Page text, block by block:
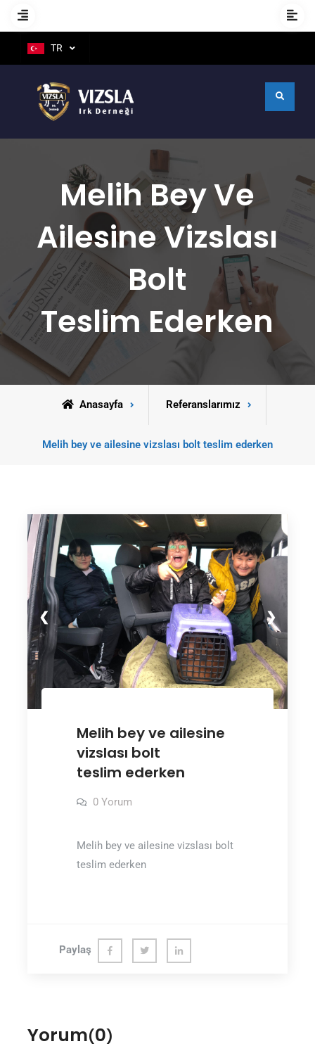
TR
Melih Bey Ve
Ailesine Vizslası
Bolt
Teslim Ederken
Anasayfa Referanslarımız
Melih bey ve ailesine vizslası bolt teslim ederken
❮ ❯
Melih bey ve ailesine
vizslası bolt
teslim ederken
0 Yorum
Melih bey ve ailesine vizslası bolt
teslim ederken
Paylaş
Yorum(0)